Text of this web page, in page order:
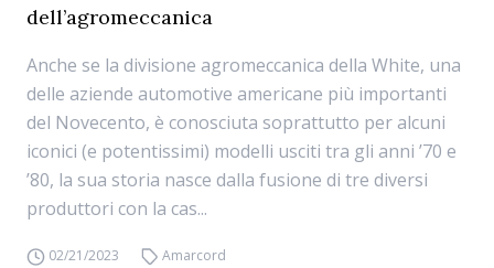
dell’agromeccanica
Anche se la divisione agromeccanica della White, una
delle aziende automotive americane più importanti
del Novecento, è conosciuta soprattutto per alcuni
iconici (e potentissimi) modelli usciti tra gli anni ’70 e
’80, la sua storia nasce dalla fusione di tre diversi
produttori con la cas...
02/21/2023 Amarcord